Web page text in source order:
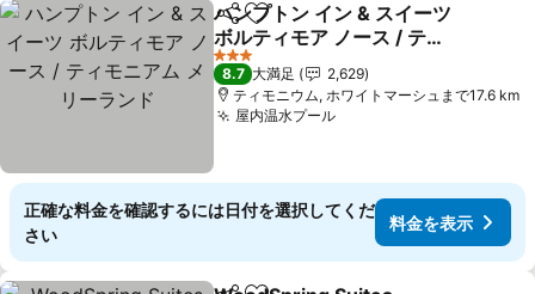
シェアお気に入りに追加
ハンプトン イン & スイーツ
ボルティモア ノース / ティ
モニアム メリーランド
料金を表示
3 ホテルのランク
8.7 大満足
2,629
ティモニウム, ホワイトマーシュまで17.6 km
屋内温水プール料金を表示
正確な料金を確認するには日付を選択してくだ
さい
料金を表示